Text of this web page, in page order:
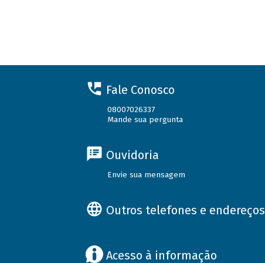
Fale Conosco
08007026337
Mande sua pergunta
Ouvidoria
Envie sua mensagem
Outros telefones e endereços
Acesso à informação